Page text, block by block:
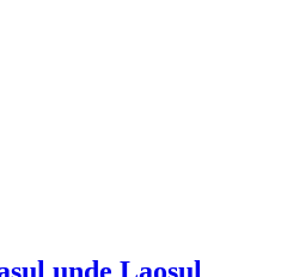
unde Laosul